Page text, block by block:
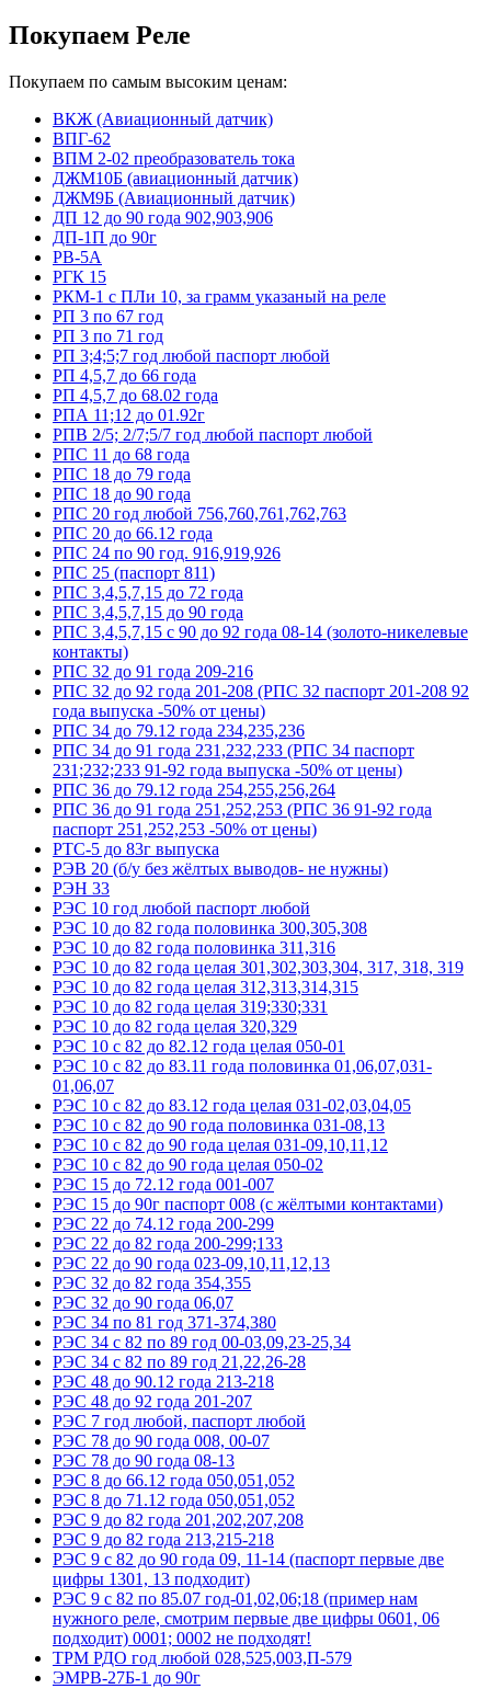
Покупаем Реле
Покупаем по самым высоким ценам:
ВКЖ (Авиационный датчик)
ВПГ-62
ВПМ 2-02 преобразователь тока
ДЖМ10Б (авиационный датчик)
ДЖМ9Б (Авиационный датчик)
ДП 12 до 90 года 902,903,906
ДП-1П до 90г
РВ-5А
РГК 15
РКМ-1 с ПЛи 10, за грамм указаный на реле
РП 3 по 67 год
РП 3 по 71 год
РП 3;4;5;7 год любой паспорт любой
РП 4,5,7 до 66 года
РП 4,5,7 до 68.02 года
РПА 11;12 до 01.92г
РПВ 2/5; 2/7;5/7 год любой паспорт любой
РПС 11 до 68 года
РПС 18 до 79 года
РПС 18 до 90 года
РПС 20 год любой 756,760,761,762,763
РПС 20 до 66.12 года
РПС 24 по 90 год. 916,919,926
РПС 25 (паспорт 811)
РПС 3,4,5,7,15 до 72 года
РПС 3,4,5,7,15 до 90 года
РПС 3,4,5,7,15 с 90 до 92 года 08-14 (золото-никелевые
контакты)
РПС 32 до 91 года 209-216
РПС 32 до 92 года 201-208 (РПС 32 паспорт 201-208 92
года выпуска -50% от цены)
РПС 34 до 79.12 года 234,235,236
РПС 34 до 91 года 231,232,233 (РПС 34 паспорт
231;232;233 91-92 года выпуска -50% от цены)
РПС 36 до 79.12 года 254,255,256,264
РПС 36 до 91 года 251,252,253 (РПС 36 91-92 года
паспорт 251,252,253 -50% от цены)
РТС-5 до 83г выпуска
РЭВ 20 (б/у без жёлтых выводов- не нужны)
РЭН 33
РЭС 10 год любой паспорт любой
РЭС 10 до 82 года половинка 300,305,308
РЭС 10 до 82 года половинка 311,316
РЭС 10 до 82 года целая 301,302,303,304, 317, 318, 319
РЭС 10 до 82 года целая 312,313,314,315
РЭС 10 до 82 года целая 319;330;331
РЭС 10 до 82 года целая 320,329
РЭС 10 с 82 до 82.12 года целая 050-01
РЭС 10 с 82 до 83.11 года половинка 01,06,07,031-
01,06,07
РЭС 10 с 82 до 83.12 года целая 031-02,03,04,05
РЭС 10 с 82 до 90 года половинка 031-08,13
РЭС 10 с 82 до 90 года целая 031-09,10,11,12
РЭС 10 с 82 до 90 года целая 050-02
РЭС 15 до 72.12 года 001-007
РЭС 15 до 90г паспорт 008 (с жёлтыми контактами)
РЭС 22 до 74.12 года 200-299
РЭС 22 до 82 года 200-299;133
РЭС 22 до 90 года 023-09,10,11,12,13
РЭС 32 до 82 года 354,355
РЭС 32 до 90 года 06,07
РЭС 34 по 81 год 371-374,380
РЭС 34 с 82 по 89 год 00-03,09,23-25,34
РЭС 34 с 82 по 89 год 21,22,26-28
РЭС 48 до 90.12 года 213-218
РЭС 48 до 92 года 201-207
РЭС 7 год любой, паспорт любой
РЭС 78 до 90 года 008, 00-07
РЭС 78 до 90 года 08-13
РЭС 8 до 66.12 года 050,051,052
РЭС 8 до 71.12 года 050,051,052
РЭС 9 до 82 года 201,202,207,208
РЭС 9 до 82 года 213,215-218
РЭС 9 с 82 до 90 года 09, 11-14 (паспорт первые две
цифры 1301, 13 подходит)
РЭС 9 с 82 по 85.07 год-01,02,06;18 (пример нам
нужного реле, смотрим первые две цифры 0601, 06
подходит) 0001; 0002 не подходят!
ТРМ РДО год любой 028,525,003,П-579
ЭМРВ-27Б-1 до 90г